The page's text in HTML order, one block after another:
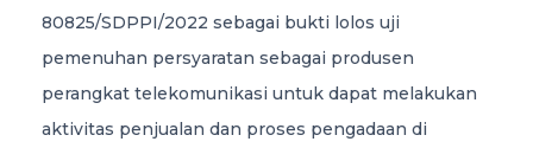
80825/SDPPI/2022 sebagai bukti lolos uji
pemenuhan persyaratan sebagai produsen
perangkat telekomunikasi untuk dapat melakukan
aktivitas penjualan dan proses pengadaan di